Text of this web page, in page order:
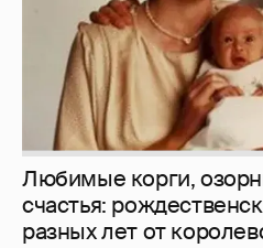
Любимые корги,
счастья:
разных лет от